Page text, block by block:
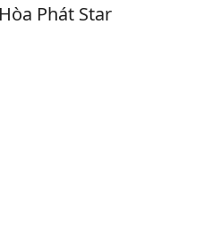
Phát Star